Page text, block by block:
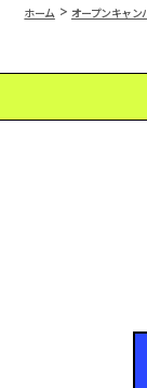
ホーム > オープンキャン